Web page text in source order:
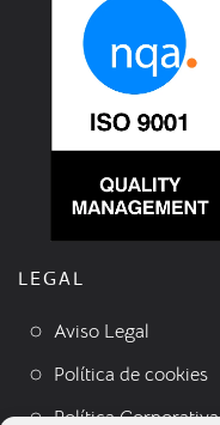
LEGAL
Aviso Legal
Política de cookies
Política Corporativa